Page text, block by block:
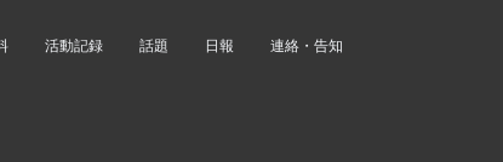
活動記録 話題 日報 連絡・告知